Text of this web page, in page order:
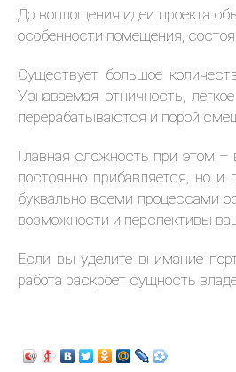
До воплощения идеи проекта
особенности помещения,
Существует большое
Узнаваемая этничность,
перерабатываются и порой
Главная сложность при этом –
постоянно прибавляется, но
буквально всеми процессами
возможности и перспективы
Если вы уделите внимание
работа раскроет сущность